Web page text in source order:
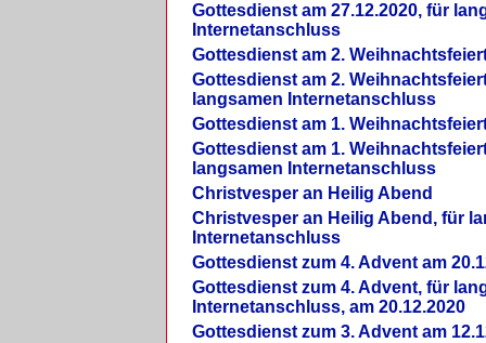
Gottesdienst am 27.12.2020, für
Internetanschluss
Gottesdienst am 2.
Gottesdienst am 2.
langsamen Internetanschluss
Gottesdienst am 1.
Gottesdienst am 1.
langsamen Internetanschluss
Christvesper an Heilig Abend
Christvesper an Heilig Abend, für
Internetanschluss
Gottesdienst zum 4. Advent am
Gottesdienst zum 4. Advent, für
Internetanschluss, am 20.12.2020
Gottesdienst zum 3. Advent am